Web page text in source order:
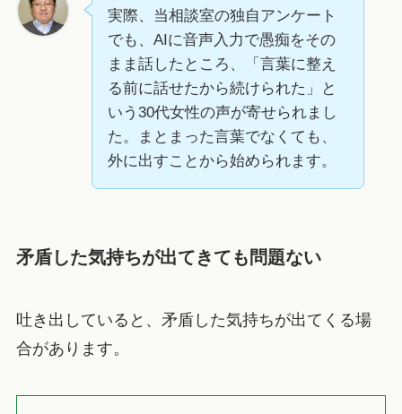
実際、当相談室の独自アンケート
でも、AIに音声入力で愚痴をその
まま話したところ、「言葉に整え
る前に話せたから続けられた」と
いう30代女性の声が寄せられまし
た。まとまった言葉でなくても、
外に出すことから始められます。
矛盾した気持ちが出てきても問題ない
吐き出していると、矛盾した気持ちが出てくる場
合があります。